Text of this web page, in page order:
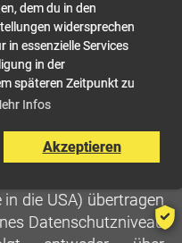
dem du in den
widersprechen
in essenzielle Services
in der
späteren Zeitpunkt zu
Infos
Akzeptieren
von JavaScript im
Garantien
der Schweiz
die USA) übertragen
Datenschutzniveau